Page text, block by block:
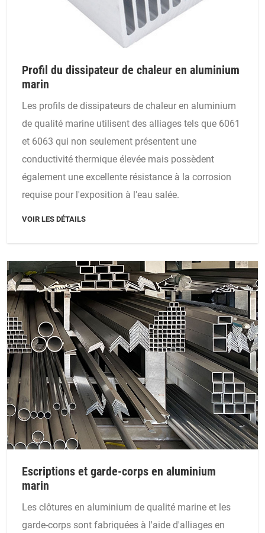
Profil du dissipateur de chaleur en aluminium
marin
Les profils de dissipateurs de chaleur en aluminium
de qualité marine utilisent des alliages tels que 6061
et 6063 qui non seulement présentent une
conductivité thermique élevée mais possèdent
également une excellente résistance à la corrosion
requise pour l'exposition à l'eau salée.
VOIR LES DÉTAILS
Escriptions et garde-corps en aluminium
marin
Les clôtures en aluminium de qualité marine et les
garde-corps sont fabriquées à l'aide d'alliages en